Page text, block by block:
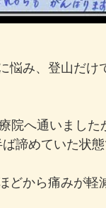
悩み、登山だ
院へ通いまし
諦めていた状態
どから痛みが